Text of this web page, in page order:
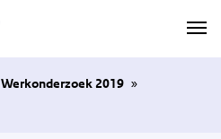
Werkonderzoek 2019 »